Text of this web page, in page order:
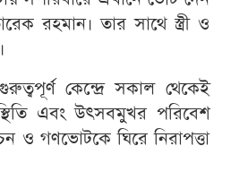
রহমান। তার সাথে স্ত্রী ও
কেন্দ্রে সকাল থেকেই
এবং উৎসবমুখর পরিবেশ
ও গণভোটকে ঘিরে নিরাপত্তা